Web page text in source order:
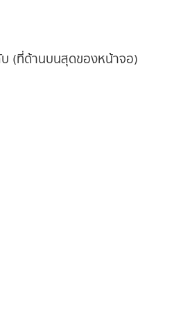
บ (ที่ด้านบนสุดของหน้าจอ)